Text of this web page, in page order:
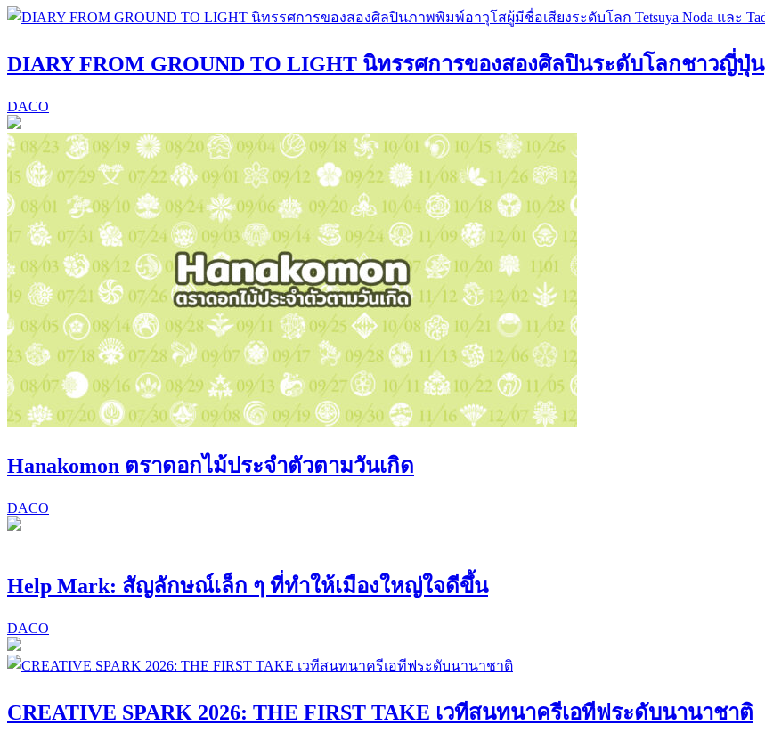
DIARY FROM GROUND TO LIGHT นิทรรศการของสองศิลปินระดับโลกชาวญี่ปุ่น
DACO
Hanakomon ตราดอกไม้ประจำตัวตามวันเกิด
DACO
Help Mark: สัญลักษณ์เล็ก ๆ ที่ทำให้เมืองใหญ่ใจดีขึ้น
DACO
CREATIVE SPARK 2026: THE FIRST TAKE เวทีสนทนาครีเอทีฟระดับนานาชาติ